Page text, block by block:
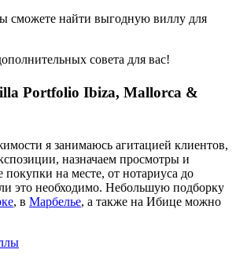
сможете найти выгодную виллу для
совета для вас!
Portfolio Ibiza, Mallorca &
я занимаюсь агитацией клиентов,
назначаем просмотры и
покупки на месте, от нотариуса до
это необходимо. Небольшую подборку
, в Марбелье, а также на Ибице можно